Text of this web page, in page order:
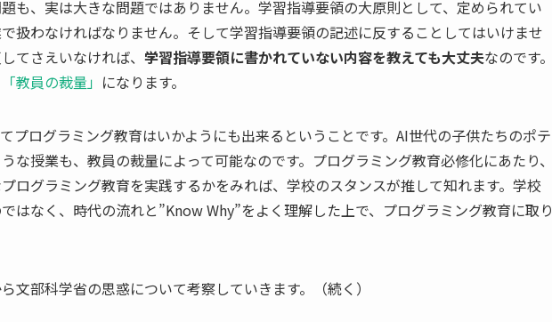
も、実は大きな問題ではありません。学習指導要領の大原則として、定められてい
扱わなければなりません。そして学習指導要領の記述に反することしてはいけませ
てさえいなければ、 学習指導要領に書かれていない内容を教えても大丈夫なのです。
教員の裁量」 になります。
プログラミング教育はいかようにも出来るということです。AI世代の子供たちのポテ
な授業も、教員の裁量によって可能なのです。プログラミング教育必修化にあたり、
ログラミング教育を実践するかをみれば、学校のスタンスが推して知れます。学校
はなく、時代の流れと”Know Why”をよく理解した上で、プログラミング教育に取り
文部科学省の思惑について考察していきます。（続く）